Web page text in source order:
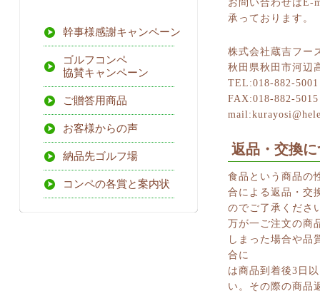
幹事様感謝キャンペーン
ゴルフコンペ
協賛キャンペーン
ご贈答用商品
お客様からの声
納品先ゴルフ場
コンペの各賞と案内状
お問い合わせはE-
承っております。
株式会社蔵吉フー
秋田県秋田市河辺
TEL:018-882-5001
FAX:018-882-5015
返品・交換
食品という商品の
合による返品・交
のでご了承くださ
万が一ご注文の商
しまった場合や品
合に
は商品到着後3日
い。その際の商品